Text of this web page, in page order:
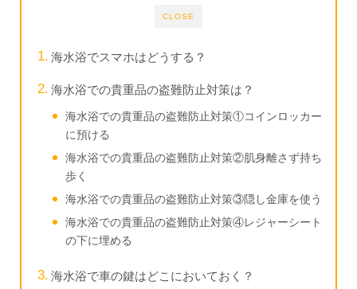
CLOSE
海水浴でスマホはどうする？
海水浴での貴重品の盗難防止対策は？
海水浴での貴重品の盗難防止対策①コインロッカー
に預ける
海水浴での貴重品の盗難防止対策②肌身離さず持ち
歩く
海水浴での貴重品の盗難防止対策③隠し金庫を使う
海水浴での貴重品の盗難防止対策④レジャーシート
の下に埋める
海水浴で車の鍵はどこにおいておく？